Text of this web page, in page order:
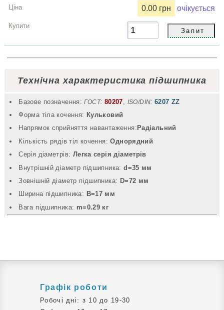
0.00 грн очікується
Технічна характеристика підшипника
Базове позначення: ГОСТ: 80207 ISO/DIN: 6207 ZZ
Форма тіла кочення: Кульковий
Напрямок сприйняття навантаження: Радіальний
Кількість рядів тіл кочення:Однорядний
Серія діаметрів: Легка серія діаметрів
Внутрішній діаметр підшипника:d=35 мм
Зовнішній діаметр підшипника: D=72 мм
Ширина підшипника: B=17 мм
Вага підшипника: m=0.29 кг
Графік роботи
Робочі дні: з 10 до 19-30